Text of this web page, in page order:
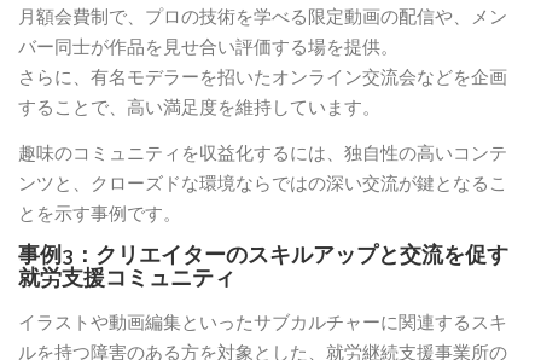
月額会費制で、プロの技術を学べる限定動画の配信や、メン
バー同士が作品を見せ合い評価する場を提供。
さらに、有名モデラーを招いたオンライン交流会などを企画
することで、高い満足度を維持しています。
趣味のコミュニティを収益化するには、独自性の高いコンテ
ンツと、クローズドな環境ならではの深い交流が鍵となるこ
とを示す事例です。
事例3：クリエイターのスキルアップと交流を促す
就労支援コミュニティ
イラストや動画編集といったサブカルチャーに関連するスキ
ルを持つ障害のある方を対象とした、就労継続支援事業所の